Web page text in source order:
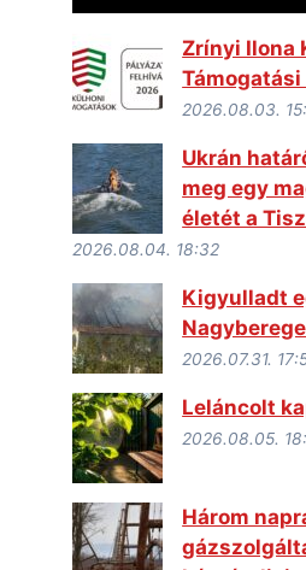
Zrínyi Ilona
2026.08.03.
Ukrán
meg egy
életét a
2026.08.04. 18:32
Kigyulladt
2026.07.31.
Leláncolt
2026.08.05.
Három